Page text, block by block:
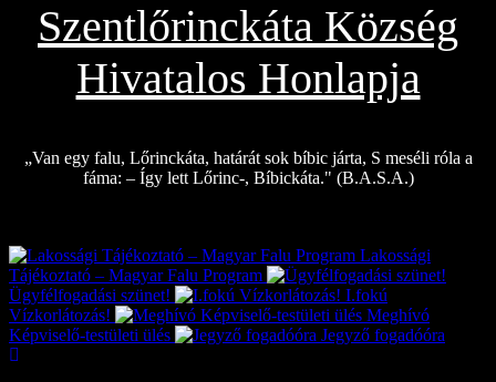
Szentlőrinckáta Község
Hivatalos Honlapja
„Van egy falu, Lőrinckáta, határát sok bíbic járta, S meséli róla a
fáma: – Így lett Lőrinc-, Bíbickáta." (B.A.S.A.)
Lakossági
Tájékoztató – Magyar Falu Program
Ügyfélfogadási szünet!
I.fokú
Vízkorlátozás!
Meghívó
Képviselő-testületi ülés
Jegyző fogadóóra